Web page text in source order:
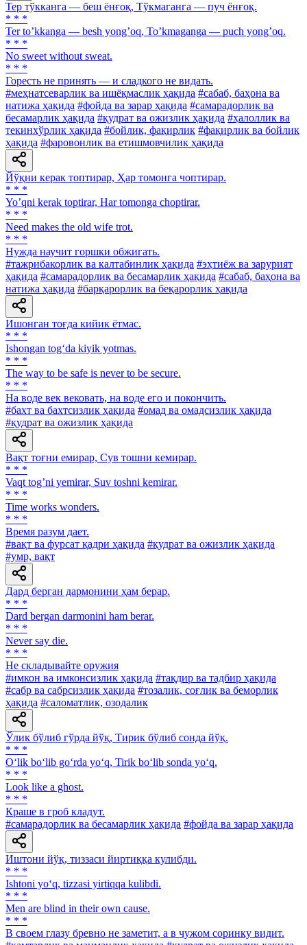
Тер тўкканга — беш ёнғоқ, Тўкмаганга — пуч ёнғоқ.
* * *
Ter toʼkkanga — besh yongʼoq, Toʼkmaganga — puch yongʼoq.
* * *
No sweet without sweat.
* * *
Горесть не принять — и сладкого не видать.
#меҳнатсеварлик ва ишёқмаслик ҳақида #сабаб, баҳона ва
натижа ҳақида #фойда ва зарар ҳақида #самарадорлик ва
бесамарлик ҳақида #қудрат ва ожизлик ҳақида #ҳалоллик ва
текинхўрлик ҳақида #бойлик, фақирлик #фақирлик ва бойлик
ҳақида #фаровонлик ва етишмовчилик ҳақида
Йўқни керак топтирар, Ҳар томонга чоптирар.
* * *
Yoʼqni kerak toptirar, Har tomonga choptirar.
* * *
Need makes the old wife trot.
* * *
Нужда научит горшки обжигать.
#тажрибакорлик ва калтабинлик ҳақида #эҳтиёж ва зарурият
ҳақида #самарадорлик ва бесамарлик ҳақида #сабаб, баҳона ва
натижа ҳақида #барқарорлик ва беқарорлик ҳақида
Ишонган тоғда кийик ётмас.
* * *
Ishongan tog‘da kiyik yotmas.
* * *
The way to be safe is never to be secure.
* * *
Ha воде век вековать, на воде его и покончить.
#бахт ва бахтсизлик ҳақида #омад ва омадсизлик ҳақида
#қудрат ва ожизлик ҳақида
Вақт тоғни емирар, Сув тошни кемирар.
* * *
Vaqt togʼni yemirar, Suv toshni kemirar.
* * *
Time works wonders.
* * *
Время разум дает.
#вақт ва фурсат қадри ҳақида #қудрат ва ожизлик ҳақида
#умр, вақт
Дард берган дармонини ҳам берар.
* * *
Dard bergan darmonini ham berar.
* * *
Never say die.
* * *
He складывайте оружия
#имкон ва имконсизлик ҳақида #тақдир ва тадбир ҳақида
#сабр ва сабрсизлик ҳақида #тозалик, соғлик ва беморлик
ҳақида #саломатлик, озодалик
Ўлик бўлиб гўрда йўқ, Тирик бўлиб сонда йўқ.
* * *
O‘lik bo‘lib go‘rda yo‘q, Tirik bo‘lib sonda yo‘q.
* * *
Look like a ghost.
* * *
Краше в гроб кладут.
#самарадорлик ва бесамарлик ҳақида #фойда ва зарар ҳақида
Иштони йўқ, тиззаси йиртиққа кулибди.
* * *
Ishtoni yo‘q, tizzasi yirtiqqa kulibdi.
* * *
Men are blind in their own cause.
* * *
В своем глазу бревно не заметит, а в чужом соринку видит.